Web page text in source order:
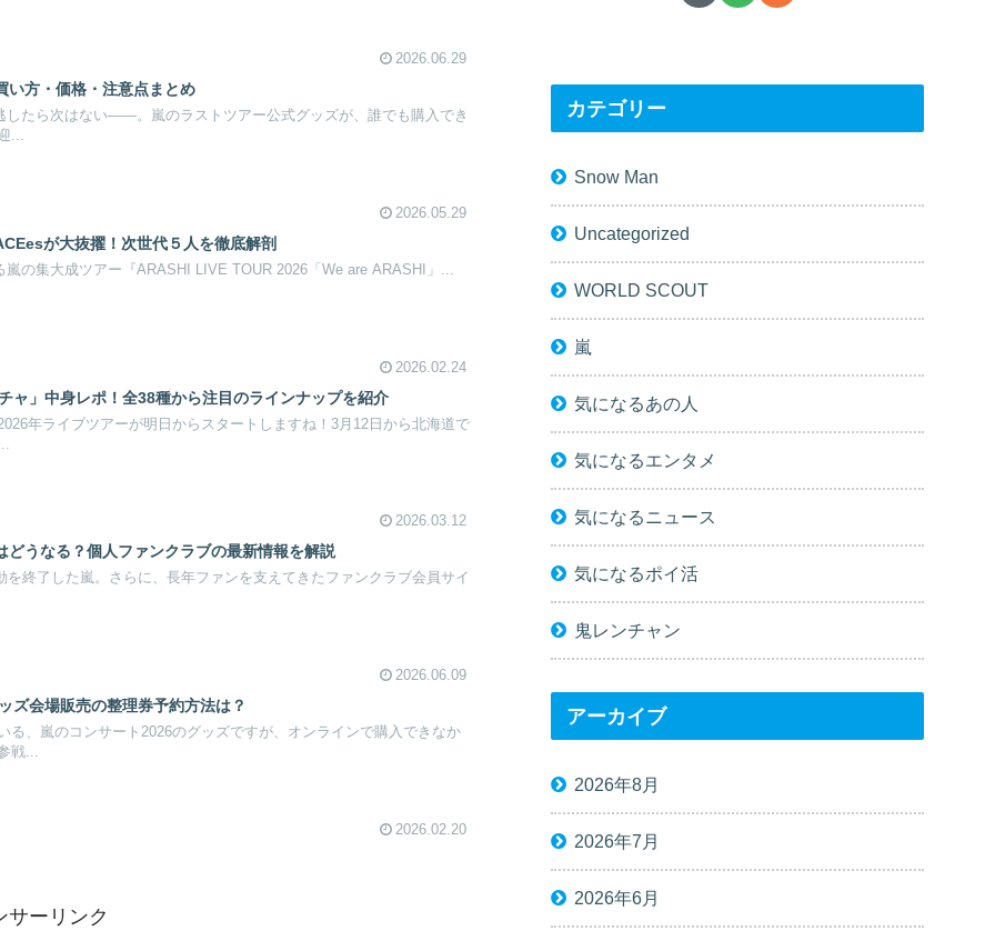
2026.06.29
い方・価格・注意点まとめ
したら次はない——。嵐のラストツアー公式グッズが、誰でも購入でき
...
2026.05.29
が大抜擢！次世代５人を徹底解剖
の集大成ツアー『ARASHI LIVE TOUR 2026「We are ARASHI」...
2026.02.24
ャ」中身レポ！全38種から注目のラインナップを紹介
年ライブツアーが明日からスタートしますね！3月12日から北海道で
2026.03.12
どうなる？個人ファンクラブの最新情報を解説
を終了した嵐。さらに、長年ファンを支えてきたファンクラブ会員サイ
2026.06.09
ズ会場販売の整理券予約方法は？
る、嵐のコンサート2026のグッズですが、オンラインで購入できなか
戦...
2026.02.20
サーリンク
カテゴリー
Snow Man
Uncategorized
WORLD SCOUT
嵐
気になるあの人
気になるエンタメ
気になるニュース
気になるポイ活
鬼レンチャン
アーカイブ
2026年8月
2026年7月
2026年6月